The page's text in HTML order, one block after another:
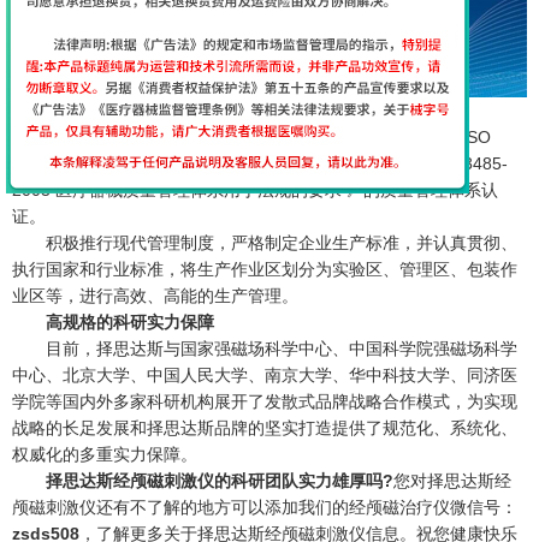
高标准的生产管理体系
择思达斯经颅磁刺激仪顺利通过了《 GB/T 19001-2008/ISO
9001-2008质量管理体系要求 》及《 YY/T 0287-2003/ISO 13485-
2003 医疗器械质量管理体系用于法规的要求 》的质量管理体系认
证。
积极推行现代管理制度，严格制定企业生产标准，并认真贯彻、
执行国家和行业标准，将生产作业区划分为实验区、管理区、包装作
业区等，进行高效、高能的生产管理。
高规格的科研实力保障
目前，择思达斯与国家强磁场科学中心、中国科学院强磁场科学
中心、北京大学、中国人民大学、南京大学、华中科技大学、同济医
学院等国内外多家科研机构展开了发散式品牌战略合作模式，为实现
战略的长足发展和择思达斯品牌的坚实打造提供了规范化、系统化、
权威化的多重实力保障。
择思达斯经颅磁刺激仪的科研团队实力雄厚吗?您对择思达斯经
颅磁刺激仪还有不了解的地方可以添加我们的经颅磁治疗仪微信号：
zsds508 ，了解更多关于择思达斯经颅磁刺激仪信息。祝您健康快乐